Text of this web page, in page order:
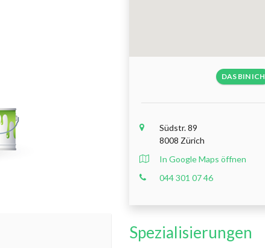
DAS BIN ICH
Südstr. 89
8008 Zürich
In Google Maps öffnen
044 301 07 46
Spezialisierungen